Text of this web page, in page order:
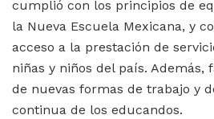
cumplió con los principios de
la Nueva Escuela Mexicana, y
acceso a la prestación de
niñas y niños del país. Además,
de nuevas formas de trabajo y
continua de los educandos.